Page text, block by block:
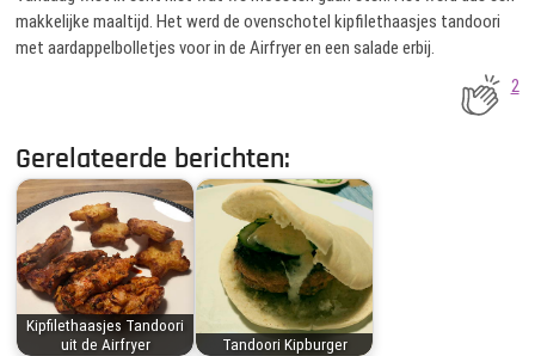
makkelijke maaltijd. Het werd de ovenschotel kipfilethaasjes tandoori
met aardappelbolletjes voor in de Airfryer en een salade erbij.
2
Gerelateerde berichten:
Kipfilethaasjes Tandoori
uit de Airfryer
Tandoori Kipburger